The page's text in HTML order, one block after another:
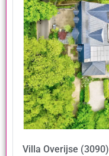
Villa Overijse (3090)